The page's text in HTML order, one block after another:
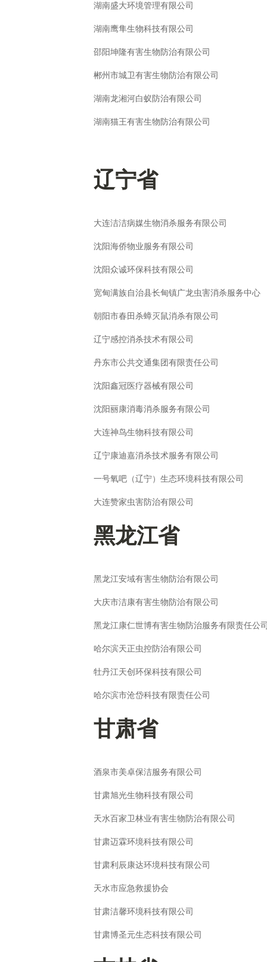
湖南盛大环境管理有限公司
湖南鹰隼生物科技有限公司
邵阳坤隆有害生物防治有限公司
郴州市城卫有害生物防治有限公司
湖南龙湘河白蚁防治有限公司
湖南猫王有害生物防治有限公司
辽宁省
大连洁洁病媒生物消杀服务有限公司
沈阳海侨物业服务有限公司
沈阳众诚环保科技有限公司
宽甸满族自治县长甸镇广龙虫害消杀服务中心
朝阳市春田杀蟑灭鼠消杀有限公司
辽宁感控消杀技术有限公司
丹东市公共交通集团有限责任公司
沈阳鑫冠医疗器械有限公司
沈阳丽康消毒消杀服务有限公司
大连神鸟生物科技有限公司
辽宁康迪嘉消杀技术服务有限公司
一号氧吧（辽宁）生态环境科技有限公司
大连赞家虫害防治有限公司
黑龙江省
黑龙江安域有害生物防治有限公司
大庆市洁康有害生物防治有限公司
黑龙江康仁世博有害生物防治服务有限责任公
哈尔滨天正虫控防治有限公司
牡丹江天创环保科技有限公司
哈尔滨市沧岱科技有限责任公司
甘肃省
酒泉市美卓保洁服务有限公司
甘肃旭光生物科技有限公司
天水百家卫林业有害生物防治有限公司
甘肃迈霖环境科技有限公司
甘肃利辰康达环境科技有限公司
天水市应急救援协会
甘肃洁馨环境科技有限公司
甘肃博圣元生态科技有限公司